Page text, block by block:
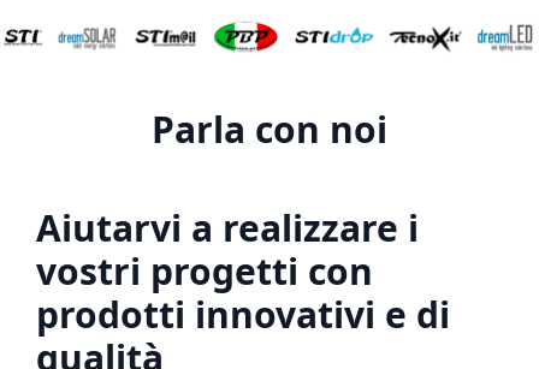
Parla con noi
Aiutarvi a realizzare i
vostri progetti con
prodotti innovativi e di
qualità